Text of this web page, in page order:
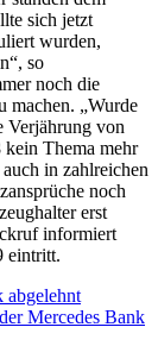
sich jetzt
wurden,
so
noch die
machen. „Wurde
Verjährung von
kein Thema mehr
in zahlreichen
noch
erst
informiert
eintritt.
abgelehnt
Mercedes Bank